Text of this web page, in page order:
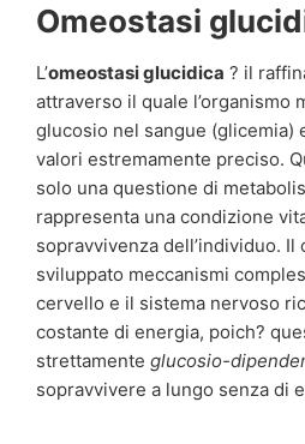
Omeostasi
L’omeostasi glucidica ? il
attraverso il quale l’organismo
glucosio nel sangue (glicemia)
valori estremamente preciso.
solo una questione di
rappresenta una condizione
sopravvivenza dell’individuo.
sviluppato meccanismi
cervello e il sistema nervoso
costante di energia, poich?
strettamente glucosio-
sopravvivere a lungo senza di